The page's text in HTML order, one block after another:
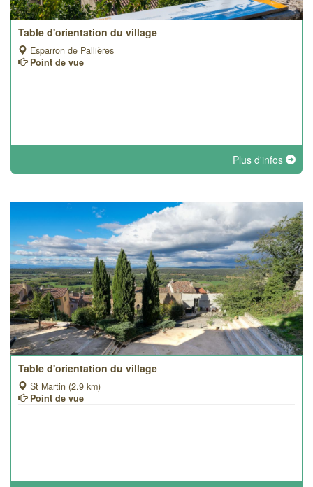
Table d'orientation du village
Esparron de Pallières
Point de vue
Plus d'infos
Table d'orientation du village
St Martin (2.9 km)
Point de vue